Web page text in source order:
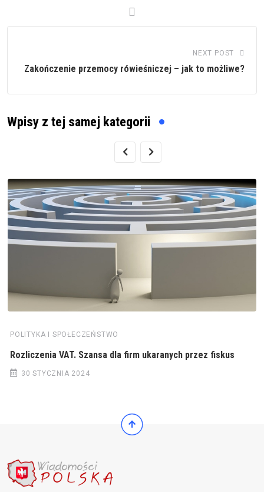
NEXT POST
Zakończenie przemocy rówieśniczej – jak to możliwe?
Wpisy z tej samej kategorii
POLITYKA I SPOŁECZEŃSTWO
Rozliczenia VAT. Szansa dla firm ukaranych przez fiskus
30 STYCZNIA 2024